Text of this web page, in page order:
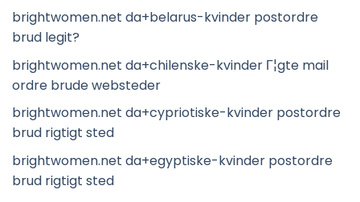
brightwomen.net da+belarus-kvinder postordre
brud legit?
brightwomen.net da+chilenske-kvinder Г¦gte mail
ordre brude websteder
brightwomen.net da+cypriotiske-kvinder postordre
brud rigtigt sted
brightwomen.net da+egyptiske-kvinder postordre
brud rigtigt sted